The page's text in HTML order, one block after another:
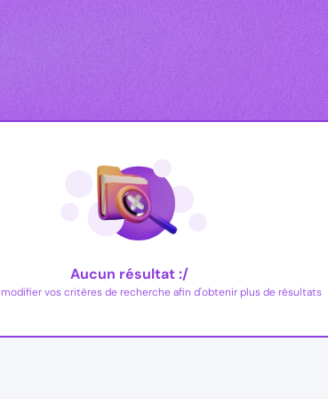
Aucun résultat :/
modifier vos critères de recherche afin d'obtenir plus de résultats